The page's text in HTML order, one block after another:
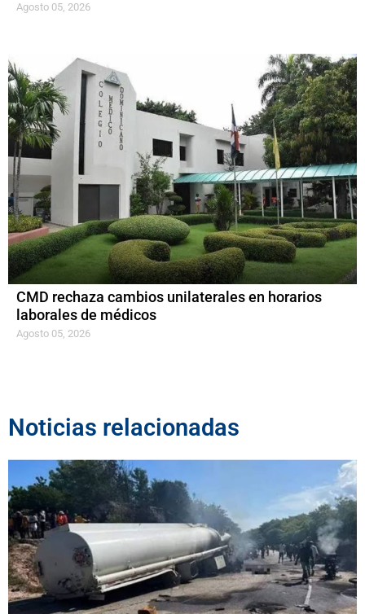
Agosto 05, 2026
CMD rechaza cambios unilaterales en horarios
laborales de médicos
Agosto 05, 2026
Noticias relacionadas